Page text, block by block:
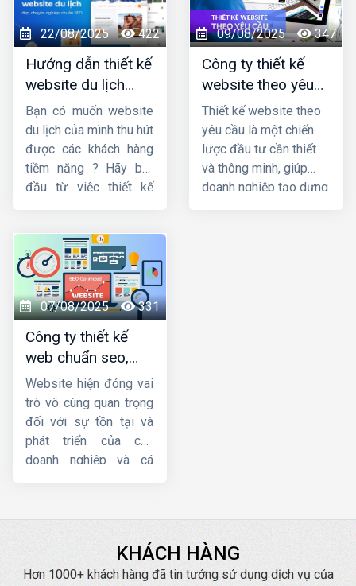
chuẩn SEO sẽ giúp
thương hiệu nâng cao
uy tín, cải thiện thứ
hạng tìm kiếm, từ đó
mở rộng quy mô kinh
doanh một cách bền
vững và hiệu quả.
nhưng chủ yếu là người
đi thuê không có tiêu
chí rõ ràng để chọn bên
thiết kế website uy tín
và chất lượng.
22/08/2025 422
Hướng dẫn thiết kế
website du lịch
đẹp và chuyên
nghiệp
Bạn có muốn website
du lịch của mình thu hút
được các khách hàng
tiềm năng ? Hãy bắt
đầu từ việc thiết kế
Trong bài viết này,
Công ty HIG
xinhướng dẫn thiết
kế website du lịch
đẹp và chuyên nghiệp.
09/08/2025 347
Công ty thiết kế
website theo yêu
cầu uy tín, chuyên
nghiệp
Thiết kế website theo
yêu cầu là một chiến
lược đầu tư cần thiết
và thông minh, giúp
doanh nghiệp tạo dựng
07/08/2025 331
Công ty thiết kế
web chuẩn seo,
chuyên nghiệp, giá
tốt
Website hiện đóng vai
trò vô cùng quan trọng
đối với sự tồn tại và
phát triển của các
doanh nghiệp và cá
dài. Tuy nhiên, một
mang đến cho bạn
những lợi ích tuyệt vời
KHÁCH HÀNG
Hơn 1000+ khách hàng đã tin tưởng sử dụng dịch vụ của